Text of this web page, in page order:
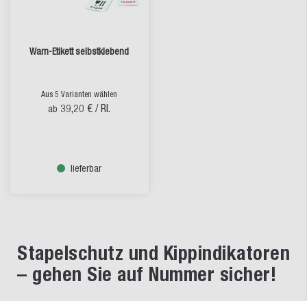
Warn-Etikett selbstklebend
Aus 5 Varianten wählen
ab 39,20 € / Rl.
lieferbar
Stapelschutz und Kippindikatoren
– gehen Sie auf Nummer sicher!